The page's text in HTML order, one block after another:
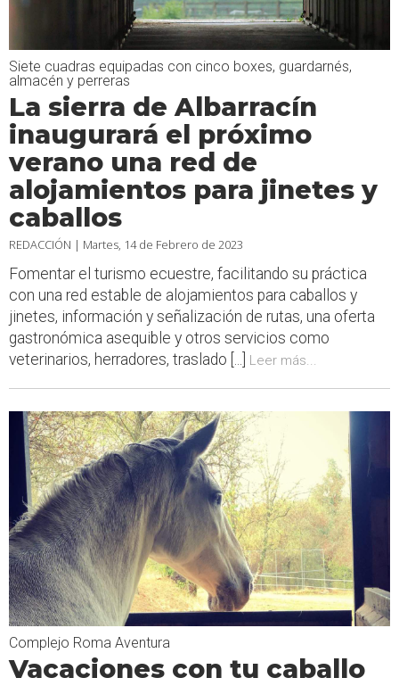
Siete cuadras equipadas con cinco boxes, guardarnés,
almacén y perreras
La sierra de Albarracín
inaugurará el próximo
verano una red de
alojamientos para jinetes y
caballos
REDACCIÓN | Martes, 14 de Febrero de 2023
Fomentar el turismo ecuestre, facilitando su práctica
con una red estable de alojamientos para caballos y
jinetes, información y señalización de rutas, una oferta
gastronómica asequible y otros servicios como
veterinarios, herradores, traslado [...]
Leer más...
Complejo Roma Aventura
Vacaciones con tu caballo